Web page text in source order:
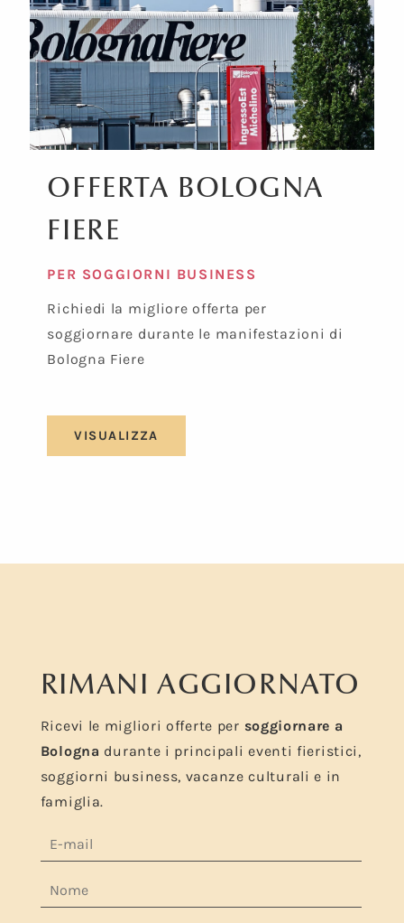
OFFERTA BOLOGNA
FIERE
PER SOGGIORNI BUSINESS
Richiedi la migliore offerta per
soggiornare durante le manifestazioni di
Bologna Fiere
VISUALIZZA
RIMANI AGGIORNATO
Ricevi le migliori offerte per soggiornare a
Bologna durante i principali eventi fieristici,
soggiorni business, vacanze culturali e in
famiglia.